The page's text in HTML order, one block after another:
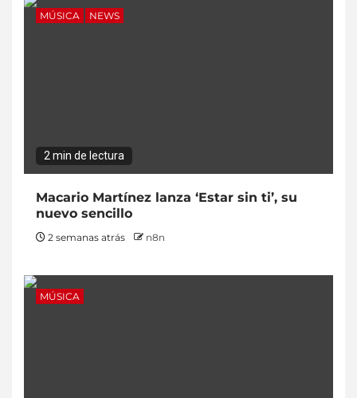
MÚSICA NEWS
2 min de lectura
Macario Martínez lanza ‘Estar sin ti’, su
nuevo sencillo
2 semanas atrás n8n
MÚSICA